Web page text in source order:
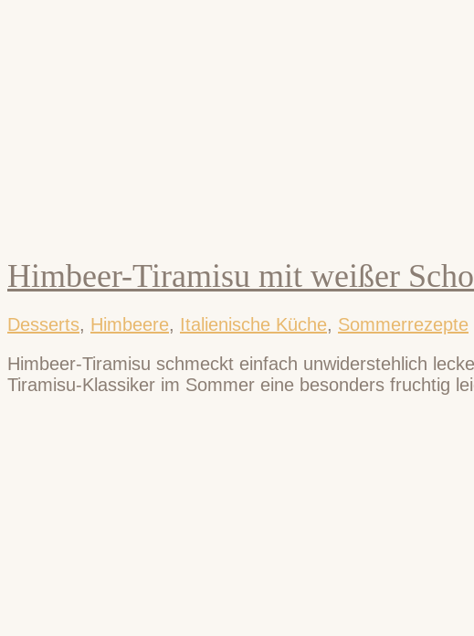
Himbeer-Tiramisu mit weißer
Desserts, Himbeere, Italienische Küche, Sommerrezepte
Himbeer-Tiramisu schmeckt einfach unwiderstehlich
Tiramisu-Klassiker im Sommer eine besonders fruchtig